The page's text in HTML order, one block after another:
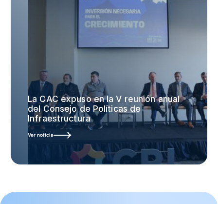
La CAC expuso en la V reunión anual
del Consejo de Políticas de
Infraestructura
Ver noticia